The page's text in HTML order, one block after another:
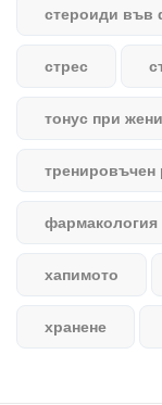
стероиди във
стрес
тонус при жени
фармакология
хапимото
хранене